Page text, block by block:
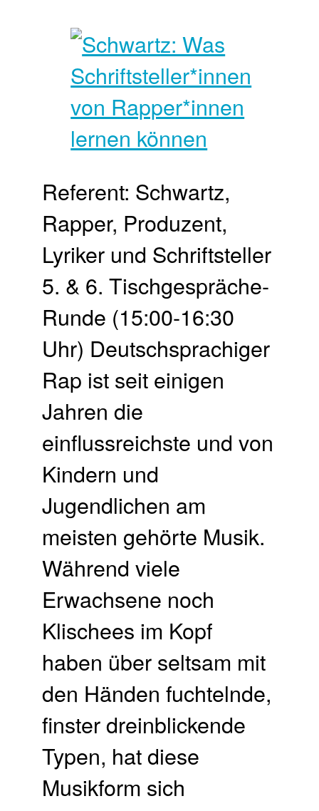
Referent: Schwartz,
Rapper, Produzent,
Lyriker und Schriftsteller
5. & 6. Tischgespräche-
Runde (15:00-16:30
Uhr) Deutschsprachiger
Rap ist seit einigen
Jahren die
einflussreichste und von
Kindern und
Jugendlichen am
meisten gehörte Musik.
Während viele
Erwachsene noch
Klischees im Kopf
haben über seltsam mit
den Händen fuchtelnde,
finster dreinblickende
Typen, hat diese
Musikform sich